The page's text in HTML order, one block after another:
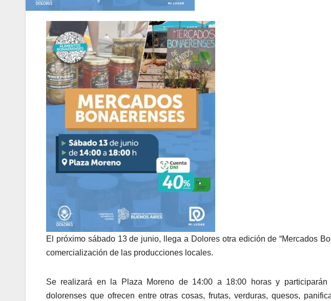
El próximo sábado 13 de junio, llega a Dolores otra edición de “Mercados
comercialización de las producciones locales.
Se realizará en la Plaza Moreno de 14:00 a 18:00 horas y participarán
dolorenses que ofrecen entre otras cosas, frutas, verduras, quesos,